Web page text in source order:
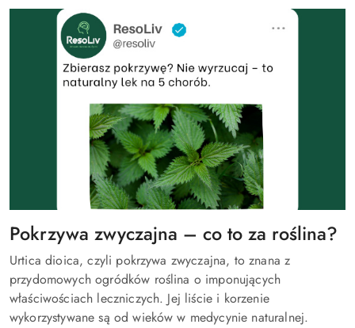
Pokrzywa zwyczajna – co to za roślina?
Urtica dioica, czyli pokrzywa zwyczajna, to znana z
przydomowych ogródków roślina o imponujących
właściwościach leczniczych. Jej liście i korzenie
wykorzystywane są od wieków w medycynie naturalnej.